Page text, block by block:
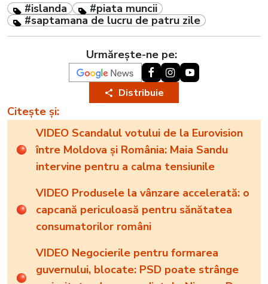
#islanda
#piata muncii
#saptamana de lucru de patru zile
Urmărește-ne pe:
Distribuie
Citește și:
VIDEO Scandalul votului de la Eurovision
între Moldova și România: Maia Sandu
intervine pentru a calma tensiunile
VIDEO Produsele la vânzare accelerată: o
capcană periculoasă pentru sănătatea
consumatorilor români
VIDEO Negocierile pentru formarea
guvernului, blocate: PSD poate strânge